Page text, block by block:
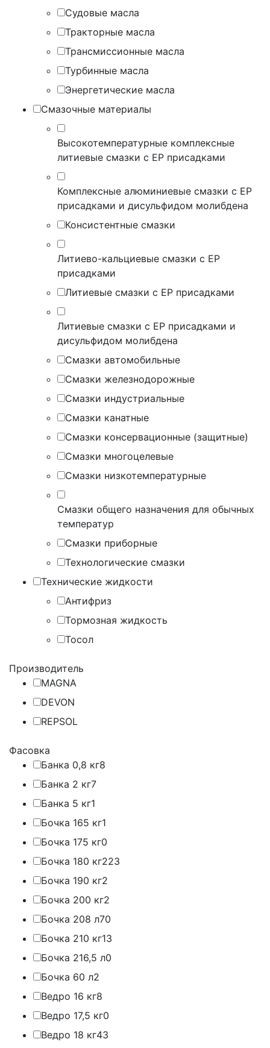
Судовые масла
Тракторные масла
Трансмиссионные масла
Турбинные масла
Энергетические масла
Смазочные материалы
Высокотемпературные комплексные
литиевые смазки с EP присадками
Комплексные алюминиевые смазки с EP
присадками и дисульфидом молибдена
Консистентные смазки
Литиево-кальциевые смазки с EP
присадками
Литиевые смазки с EP присадками
Литиевые смазки с EP присадками и
дисульфидом молибдена
Смазки автомобильные
Смазки железнодорожные
Смазки индустриальные
Смазки канатные
Смазки консервационные (защитные)
Смазки многоцелевые
Смазки низкотемпературные
Смазки общего назначения для обычных
температур
Смазки приборные
Технологические смазки
Технические жидкости
Антифриз
Тормозная жидкость
Тосол
Производитель
MAGNA
DEVON
REPSOL
Фасовка
Банка 0,8 кг8
Банка 2 кг7
Банка 5 кг1
Бочка 165 кг1
Бочка 175 кг0
Бочка 180 кг223
Бочка 190 кг2
Бочка 200 кг2
Бочка 208 л70
Бочка 210 кг13
Бочка 216,5 л0
Бочка 60 л2
Ведро 16 кг8
Ведро 17,5 кг0
Ведро 18 кг43